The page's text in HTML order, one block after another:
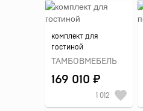
комплект для
гостиной
ТАМБОВМЕБЕЛЬ
169 010 ₽
1 012